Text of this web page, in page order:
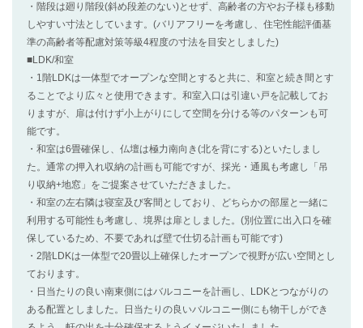
・階段は廻り階段(斜め段差のない)とせず、高齢者の方やお子様も移動
しやすい寸法としています。(バリアフリーを考慮し、住宅性能評価基
準の高齢者等配慮対策等級4程度の寸法を目安としました)
■LDK/和室
・1階LDKは一体型でオープンな空間とすると共に、和室と続き間とす
ることでより広々と使用できます。和室入口は引違い戸を記載してお
りますが、扉は付けず小上がりにして空間を分ける等のパターンも可
能です。
・和室は6畳確保し、仏壇は極力南向き(北を背にする)といたしまし
た。通常の押入れ収納の計画も可能ですが、採光・通風も考慮し「吊
り収納+地窓」をご提案させていただきました。
・和室の左右隣は寝室及び客間としており、どちらかの部屋と一緒に
利用する可能性も考慮し、境界は扉としました。(別位置に出入口を確
保しているため、不要であれば壁で仕切る計画も可能です)
・2階LDKは一体型で20畳以上確保したオープンで視野が広い空間とし
ております。
・日当たりの良い南東側にはバルコニーを計画し、LDKとつながりの
ある配置としました。日当たりの良いバルコニー側にも物干しができ